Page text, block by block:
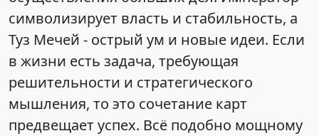
символизирует власть и стабильность, а
Туз Мечей - острый ум и новые идеи. Если
в жизни есть задача, требующая
решительности и стратегического
мышления, то это сочетание карт
предвещает успех. Всё подобно мощному